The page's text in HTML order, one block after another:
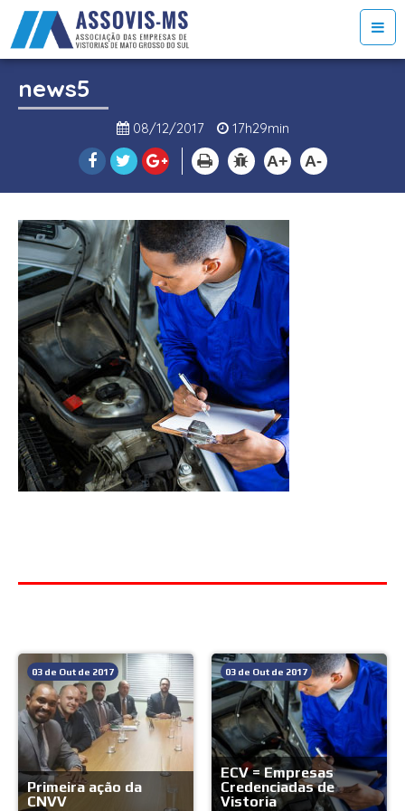
news5
08/12/2017 17h29min
A+ A-
03 de Out de 2017
Primeira ação da
CNVV
03 de Out de 2017
ECV = Empresas
Credenciadas de
Vistoria